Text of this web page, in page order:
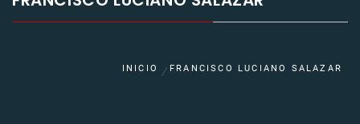
INICIO FRANCISCO LUCIANO SALAZAR